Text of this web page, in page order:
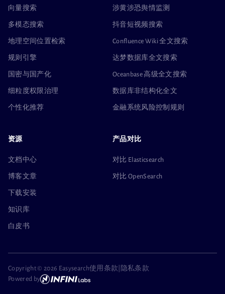
向量搜索
多模态搜索
地理空间位置检索
规则引擎
国密与国产化
细粒度权限治理
个性化推荐
涉黄涉恐舆情监测
抖音短视频搜索
Confluence Wiki 全文搜索
达梦数据库全文搜索
Oceanbase 高级全文搜索
数据库非结构化全文
金融系统风险控制规则
资源
文档中心
博客文章
下载安装
知识库
白皮书
产品对比
对比 Elasticsearch
对比 OpenSearch
Copyright © 2026 Easysearch使用条款 隐私条款
Powered by